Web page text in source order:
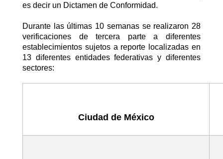
es decir un Dictamen de Conformidad.
Durante las últimas 10 semanas se realizaron 28
verificaciones de tercera parte a diferentes
establecimientos sujetos a reporte localizadas en
13 diferentes entidades federativas y diferentes
sectores:
Ciudad de México